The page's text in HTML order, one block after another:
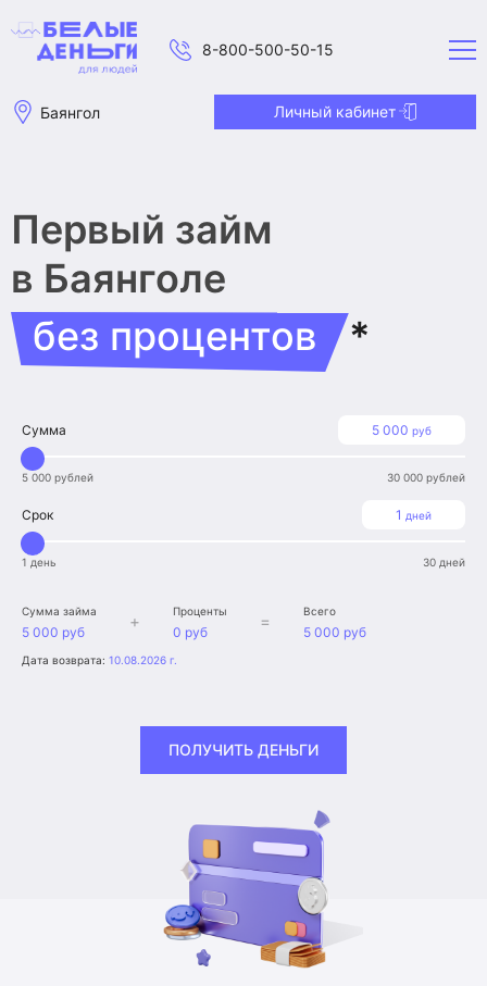
8-800-500-50-15
Баянгол Личный кабинет
Первый займ
в Баянголе
без процентов
*
5 000 руб
Сумма
5 000 рублей 30 000 рублей
1 дней
Срок
1 день 30 дней
Сумма займа
5 000 руб
+ Проценты
0 руб
= Всего
5 000 руб
Дата возврата: 10.08.2026 г.
ПОЛУЧИТЬ ДЕНЬГИ